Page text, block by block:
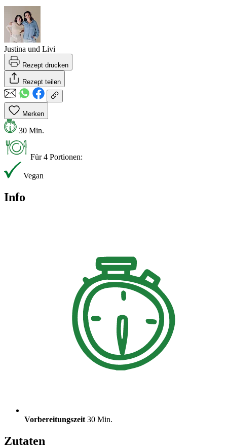
Justina und Livi
Rezept drucken
Rezept teilen
Merken
30 Min.
Für 4 Portionen:
Vegan
Info
Vorbereitungszeit 30 Min.
Zutaten